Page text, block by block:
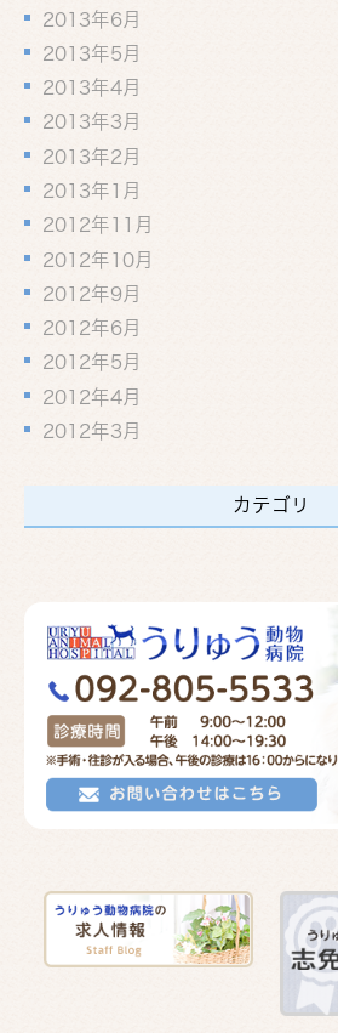
2013年6月
2013年5月
2013年4月
2013年3月
2013年2月
2013年1月
2012年11月
2012年10月
2012年9月
2012年6月
2012年5月
2012年4月
2012年3月
カテゴリ